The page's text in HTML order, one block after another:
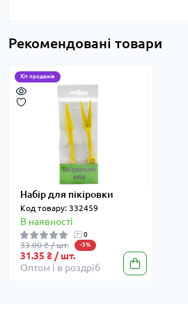
Рекомендовані товари
Хіт продажів
Набір для пікіровки
Код товару: 332459
В наявності
0
33.00 ₴ / шт. -5%
31.35 ₴ / шт.
Оптом і в роздріб